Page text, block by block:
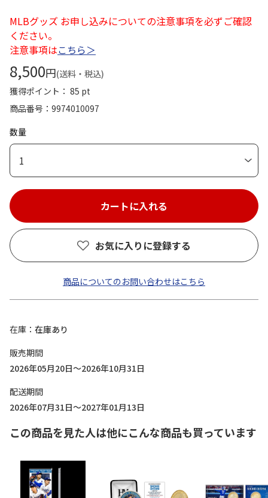
MLBグッズ お申し込みについての注意事項を必ずご確認
ください。
注意事項はこちら＞
8,500円(送料・税込)
獲得ポイント： 85 pt
商品番号
9974010097
数量
1
お気に入りに登録する
商品についてのお問い合わせはこちら
在庫
在庫あり
販売期間
2026年05月20日～2026年10月31日
配送期間
2026年07月31日～2027年01月13日
この商品を見た人は他にこんな商品も買っています